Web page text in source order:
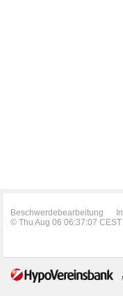
Beschwerdebearbeitung
© Thu Aug 06 06:37:07